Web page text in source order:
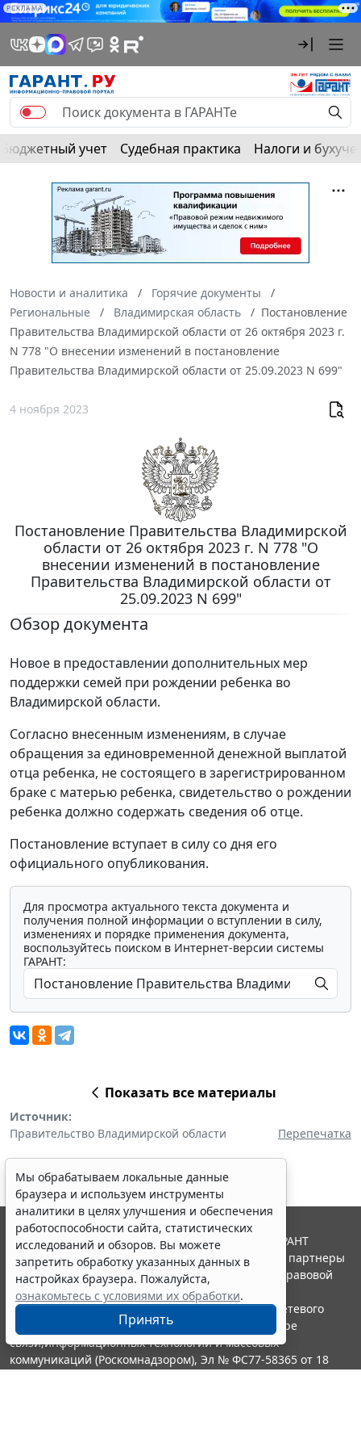
РЕКЛАМА
Бюджетный учет Судебная практика Налоги и
Новости и аналитика
Горячие документы
Региональные
Владимирская область
Постановление
Правительства Владимирской области от 26 октября 2023 г.
N 778 "О внесении изменений в постановление
Правительства Владимирской области от 25.09.2023 N 699"
4 ноября 2023
Постановление Правительства Владимирской
области от 26 октября 2023 г. N 778 "О
внесении изменений в постановление
Правительства Владимирской области от
25.09.2023 N 699"
Обзор документа
Новое в предоставлении дополнительных мер
поддержки семей при рождении ребенка во
Владимирской области.
Согласно внесенным изменениям, в случае
обращения за единовременной денежной выплатой
отца ребенка, не состоящего в зарегистрированном
браке с матерью ребенка, свидетельство о рождении
ребенка должно содержать сведения об отце.
Постановление вступает в силу со дня его
официального опубликования.
Для просмотра актуального текста документа и
получения полной информации о вступлении в силу,
изменениях и порядке применения документа,
воспользуйтесь поиском в Интернет-версии системы
ГАРАНТ:
Показать все материалы
Источник:
Правительство Владимирской области
Перепечатка
Мы обрабатываем локальные данные
браузера и используем инструменты
аналитики в целях улучшения и обеспечения
работоспособности сайта, статистических
исследований и обзоров. Вы можете
запретить обработку указанных данных в
настройках браузера. Пожалуйста,
ознакомьтесь с условиями их обработки.
Принять
© ООО "НПП "ГАРАНТ-СЕРВИС", 2026. Система ГАРАНТ
выпускается с 1990 года. Компания "Гарант" и ее партнеры
являются участниками Российской ассоциации правовой
информации ГАРАНТ.
Портал ГАРАНТ.РУ зарегистрирован в качестве сетевого
издания Федеральной службой по надзору в сфере
связи,информационных технологий и массовых
коммуникаций (Роскомнадзором), Эл № ФС77-58365 от 18